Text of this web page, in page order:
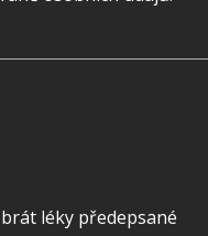
léky předepsané